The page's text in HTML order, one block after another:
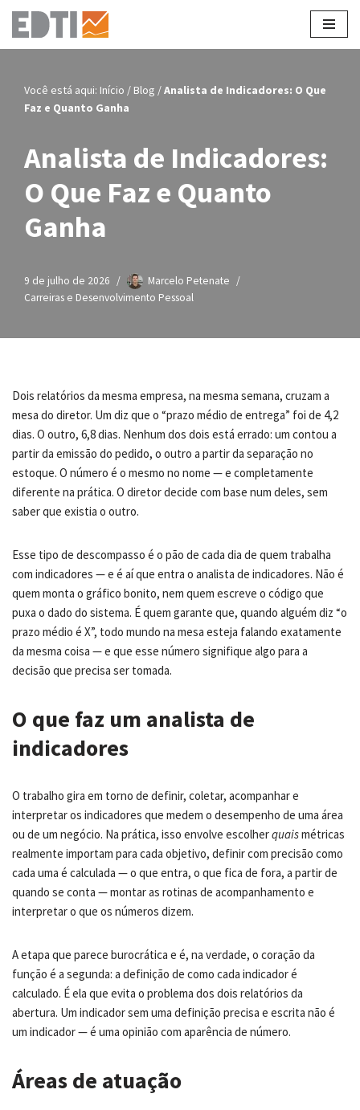
Pular
conteúdo
Você está aqui: Início / Blog /Analista de Indicadores: O Que
Faz e Quanto Ganha
Analista de Indicadores:
O Que Faz e Quanto
Ganha
9 de julho de 2026
Marcelo Petenate
Carreiras e Desenvolvimento Pessoal
Dois relatórios da mesma empresa, na mesma semana, cruzam a
mesa do diretor. Um diz que o “prazo médio de entrega” foi de 4,2
dias. O outro, 6,8 dias. Nenhum dos dois está errado: um contou a
partir da emissão do pedido, o outro a partir da separação no
estoque. O número é o mesmo no nome — e completamente
diferente na prática. O diretor decide com base num deles, sem
saber que existia o outro.
Esse tipo de descompasso é o pão de cada dia de quem trabalha
com indicadores — e é aí que entra o analista de indicadores. Não é
quem monta o gráfico bonito, nem quem escreve o código que
puxa o dado do sistema. É quem garante que, quando alguém diz “o
prazo médio é X”, todo mundo na mesa esteja falando exatamente
da mesma coisa — e que esse número signifique algo para a
decisão que precisa ser tomada.
O que faz um analista de
indicadores
O trabalho gira em torno de definir, coletar, acompanhar e
interpretar os indicadores que medem o desempenho de uma área
ou de um negócio. Na prática, isso envolve escolherquaismétricas
realmente importam para cada objetivo, definir com precisão como
cada uma é calculada — o que entra, o que fica de fora, a partir de
quando se conta — montar as rotinas de acompanhamento e
interpretar o que os números dizem.
A etapa que parece burocrática e é, na verdade, o coração da
função é a segunda: a definição de como cada indicador é
calculado. É ela que evita o problema dos dois relatórios da
abertura. Um indicador sem uma definição precisa e escrita não é
um indicador — é uma opinião com aparência de número.
Áreas de atuação